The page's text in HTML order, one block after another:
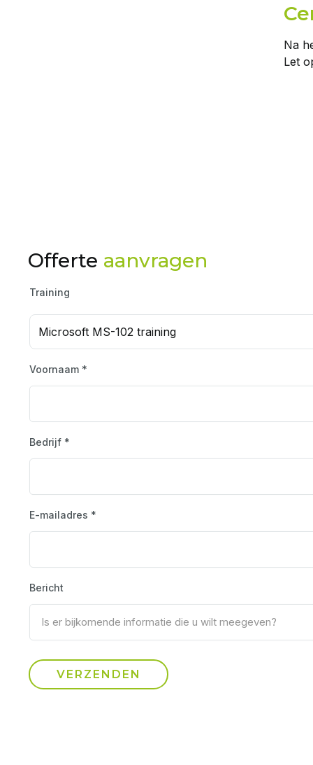
Na
Let
Offerte aanvragen
Training
Microsoft MS-102 training
Voornaam *
Bedrijf *
E-mailadres *
Bericht